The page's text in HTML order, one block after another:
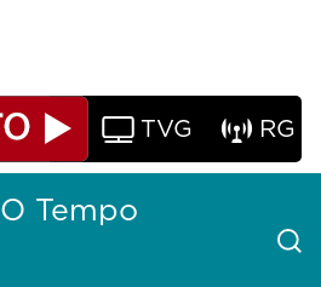
TVG RG
O Tempo